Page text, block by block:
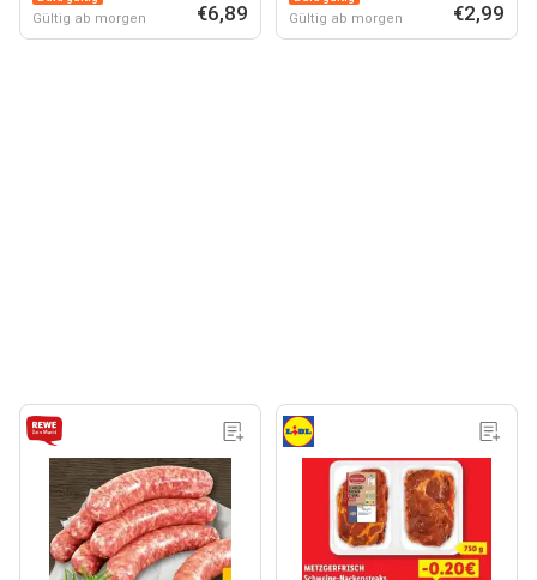
Gültig ab morgen €6,89 Gültig ab morgen €2,99